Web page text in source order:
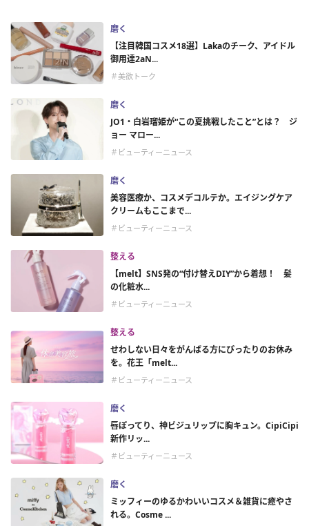
磨く
【注目韓国コスメ18選】Lakaのチーク、アイドル
御用達2aN...
＃美欲トーク
磨く
JO1・白岩瑠姫が“この夏挑戦したこと”とは？ ジ
ョー マロー...
＃ビューティーニュース
磨く
美容医療か、コスメデコルテか。エイジングケア
クリームもここまで...
＃ビューティーニュース
整える
【melt】SNS発の“付け替えDIY”から着想！ 髪
の化粧水...
＃ビューティーニュース
整える
せわしない日々をがんばる方にぴったりのお休み
を。花王「melt...
＃ビューティーニュース
磨く
唇ぽってり、神ビジュリップに胸キュン。CipiCipi
新作リッ...
＃ビューティーニュース
磨く
ミッフィーのゆるかわいいコスメ＆雑貨に癒やさ
れる。Cosme ...